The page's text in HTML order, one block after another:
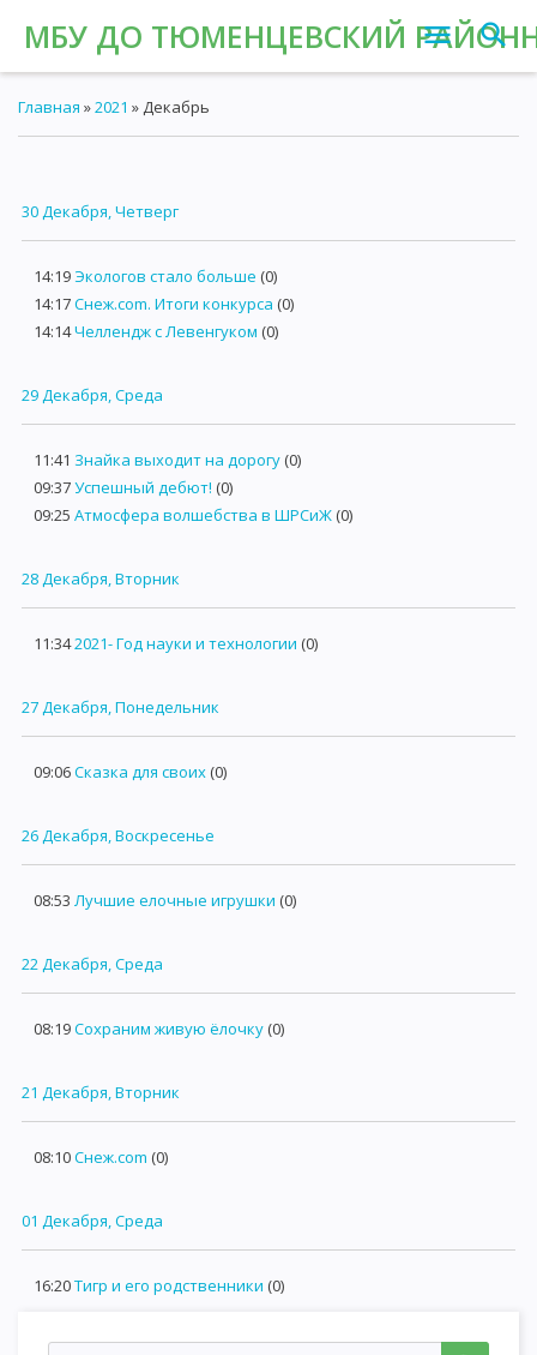
МБУ ДО ТЮМЕНЦЕВСКИЙ
Главная »2021 »Декабрь
30 Декабря, Четверг
14:19Экологов стало больше (0)
14:17Снеж.com. Итоги конкурса (0)
14:14Челлендж с Левенгуком (0)
29 Декабря, Среда
11:41 Знайка выходит на дорогу (0)
09:37Успешный дебют! (0)
09:25 Атмосфера волшебства в ШРСиЖ (0)
28 Декабря, Вторник
11:342021- Год науки и технологии (0)
27 Декабря, Понедельник
09:06Сказка для своих (0)
26 Декабря, Воскресенье
08:53 Лучшие елочные игрушки (0)
22 Декабря, Среда
08:19Сохраним живую ёлочку (0)
21 Декабря, Вторник
08:10Снеж.com (0)
01 Декабря, Среда
16:20Тигр и его родственники (0)